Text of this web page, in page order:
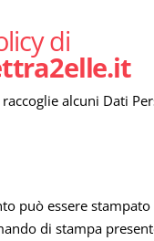
di
alcuni Dati
può essere stampato
di stampa